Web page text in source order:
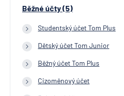
Běžné účty (5)
Studentský účet Tom Plus
Dětský účet Tom Junior
Běžný účet Tom Plus
Cizoměnový účet